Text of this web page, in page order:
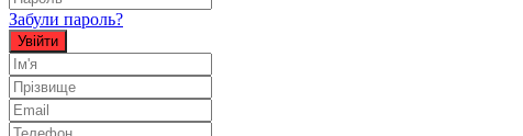
Забули пароль?
Увійти